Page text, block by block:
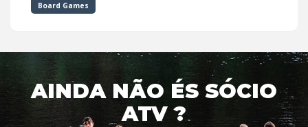
Board Games
AINDA NÃO ÉS SÓCIO
ATV ?